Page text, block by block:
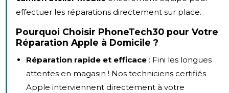
effectuer les réparations directement sur place.
Pourquoi Choisir PhoneTech30 pour Votre
Réparation Apple à Domicile ?
Réparation rapide et efficace : Fini les longues
attentes en magasin ! Nos techniciens certifiés
Apple interviennent directement à votre